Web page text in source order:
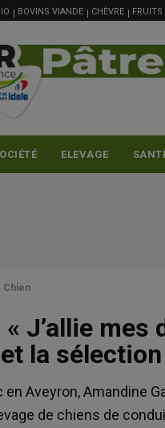
BOVINS VIANDE CHÈVRE
ELEVAGE
Chien
J’allie
la
en Aveyron, Amandine
de chiens de